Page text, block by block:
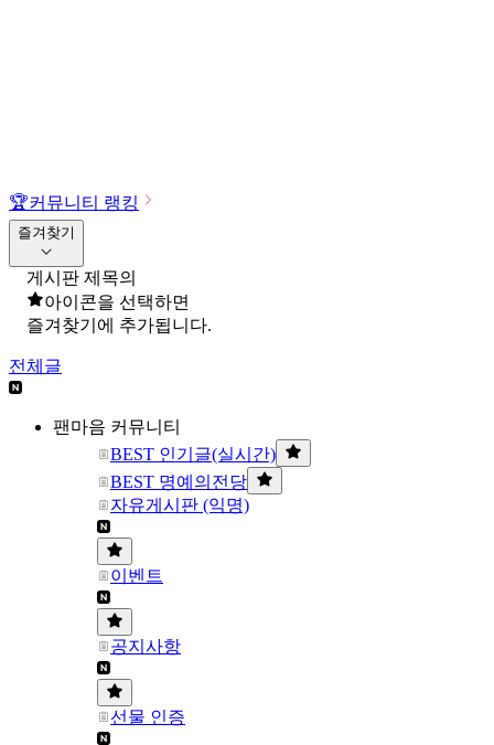
🏆커뮤니티 랭킹
즐겨찾기
게시판 제목의
아이콘을 선택하면
즐겨찾기에 추가됩니다.
전체글
팬마음 커뮤니티
BEST 인기글(실시간)
BEST 명예의전당
자유게시판 (익명)
이벤트
공지사항
선물 인증